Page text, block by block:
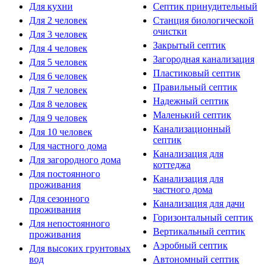
Для кухни
Для 2 человек
Для 3 человек
Для 4 человек
Для 5 человек
Для 6 человек
Для 7 человек
Для 8 человек
Для 9 человек
Для 10 человек
Для частного дома
Для загородного дома
Для постоянного
проживания
Для сезонного
проживания
Для непостоянного
проживания
Для высоких грунтовых
вод
Септик принудительный
Станция биологической
очистки
Закрытый септик
Загородная канализация
Пластиковый септик
Правильный септик
Надежный септик
Маленький септик
Канализационный
септик
Канализация для
коттеджа
Канализация для
частного дома
Канализация для дачи
Горизонтальный септик
Вертикальный септик
Аэробный септик
Автономный септик